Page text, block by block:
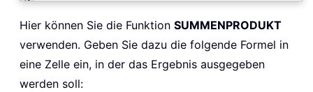
Hier können Sie die Funktion SUMMENPRODUKT
verwenden. Geben Sie dazu die folgende Formel in
eine Zelle ein, in der das Ergebnis ausgegeben
werden soll: